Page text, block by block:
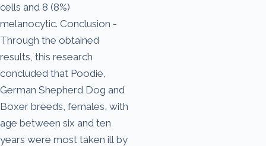
cells and 8 (8%)
melanocytic. Conclusion -
Through the obtained
results, this research
concluded that Poodie,
German Shepherd Dog and
Boxer breeds, females, with
age between six and ten
years were most taken ill by